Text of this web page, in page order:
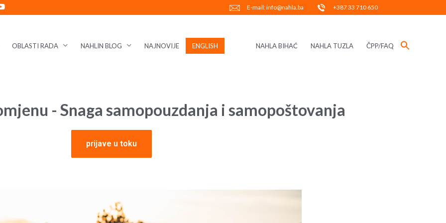
E-mail: info@nahla.ba +387 33 710 650
OBLASTI RADA NAHLIN BLOG NAJNOVIJE ENGLISH NAHLA BIHAĆ NAHLA TUZLA ČPP/FAQ
- Snaga samopouzdanja i samopoštovanja
prijave u toku